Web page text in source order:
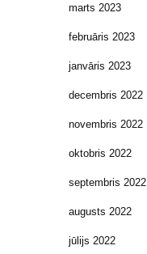
marts 2023
februāris 2023
janvāris 2023
decembris 2022
novembris 2022
oktobris 2022
septembris 2022
augusts 2022
jūlijs 2022